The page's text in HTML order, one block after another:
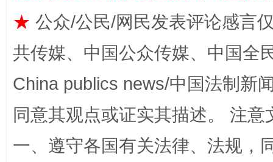
全民健身五年计划来了！等你上场
★ 公众/公民/网民发表评论感言
共传媒、中国公众传媒、中国全
China publics news/中国法制新
同意其观点或证实其描述。 注
一、遵守各国有关法律、法规，